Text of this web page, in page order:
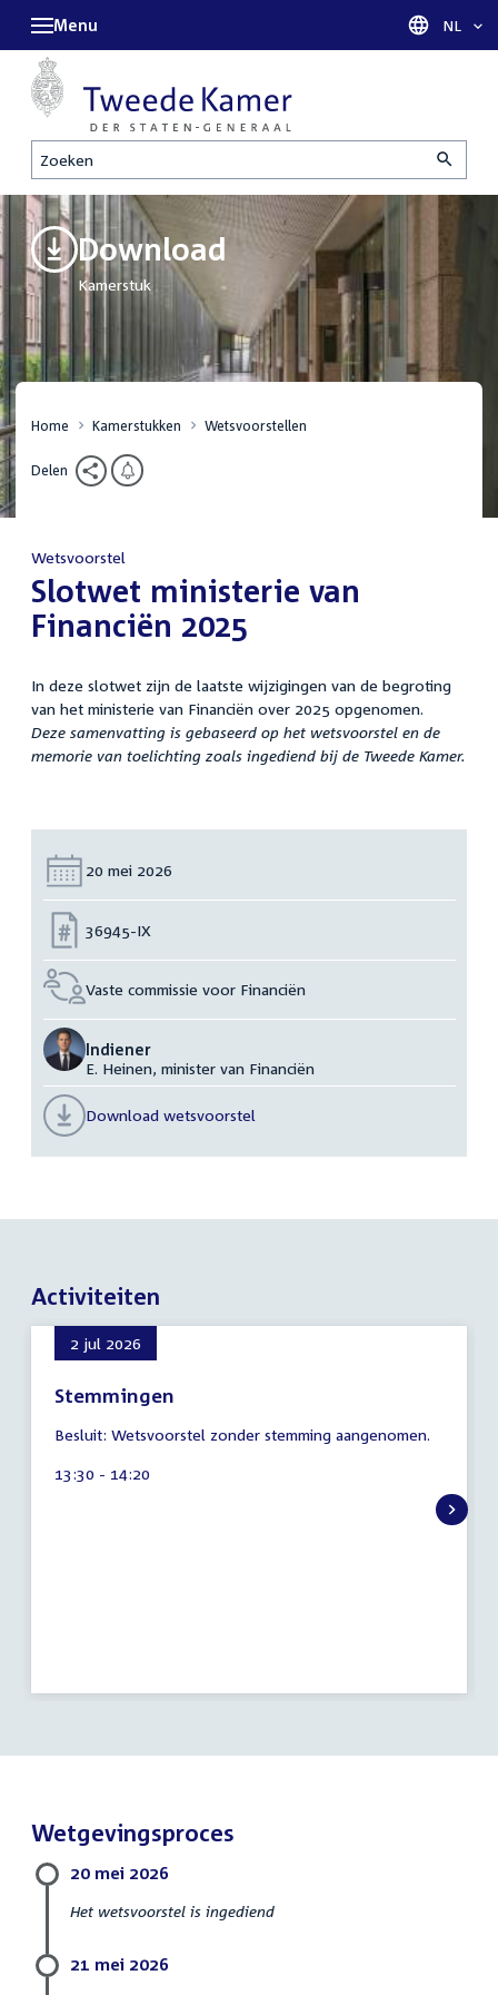
Zoeken
Menu Taal
NL
Download
Kamerstuk
Home Kamerstukken Wetsvoorstellen
Delen
Wetsvoorstel
:Slotwet ministerie van
Financiën 2025
In deze slotwet zijn de laatste wijzigingen van de begroting
van het ministerie van Financiën over 2025 opgenomen.
Deze samenvatting is gebaseerd op het wetsvoorstel en de
memorie van toelichting zoals ingediend bij de Tweede Kamer.
Datum:
20 mei 2026
Nummer:
36945-IX
Vaste commissie voor Financiën
Indiener
E. Heinen, minister van Financiën
Download wetsvoorstel
Activiteiten
2 jul 2026
Stemmingen
augustus
Besluit: Wetsvoorstel zonder stemming aangenomen.
Tijd
13:30 - 14:20
Wetgevingsproces
20 mei 2026
Het wetsvoorstel is ingediend
21 mei 2026